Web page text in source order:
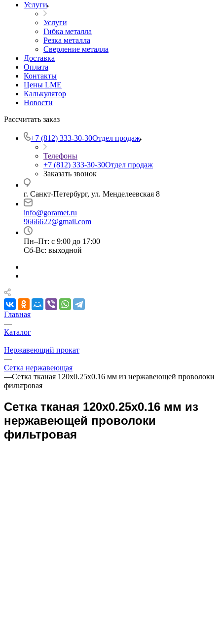
Услуги
Услуги
Гибка металла
Резка металла
Сверление металла
Доставка
Оплата
Контакты
Цены LME
Калькулятор
Новости
Рассчитать заказ
+7 (812) 333-30-30Отдел продаж
Телефоны
+7 (812) 333-30-30Отдел продаж
Заказать звонок
г. Санкт-Петербург, ул. Менделеевская 8
info@goramet.ru
9666622@gmail.com
Пн–Пт: с 9:00 до 17:00
Сб-Вс: выходной
Главная
—
Каталог
—
Нержавеющий прокат
—
Сетка нержавеющая
—Сетка тканая 120х0.25х0.16 мм из нержавеющей проволоки
фильтровая
Сетка тканая 120х0.25х0.16 мм из
нержавеющей проволоки
фильтровая